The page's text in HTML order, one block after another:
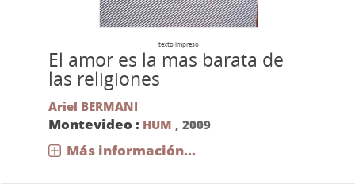
texto impreso
El amor es la mas barata de
las religiones
Ariel BERMANI
Montevideo : HUM , 2009
Más información...